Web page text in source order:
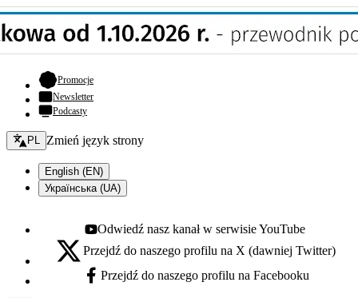
Promocje- otwiera się w nowej karcie
Newsletter
Podcasty
Zmień język - bieżący:
PL Zmień język strony
English (EN)
Українська (UA)
Youtube - otwiera się w nowej karcie
Odwiedź nasz kanał w serwisie YouTube
X - otwiera się w nowej karcie
Przejdź do naszego profilu na X (dawniej Twitter)
Facebook - otwiera się w nowej karcie
Przejdź do naszego profilu na Facebooku